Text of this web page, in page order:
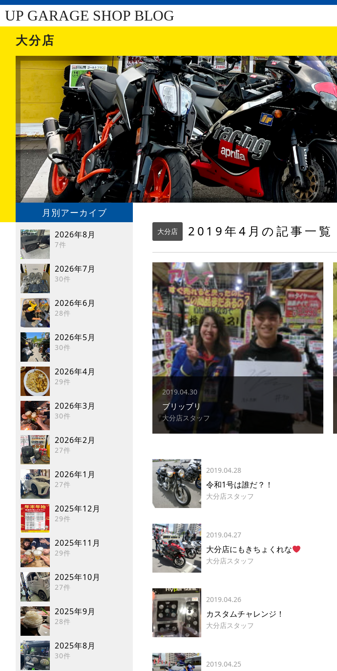
UP GARAGE SHOP BLOG
大分店
月別アーカイブ
2026年8月
7件
2026年7月
30件
2026年6月
28件
2026年5月
30件
2026年4月
29件
2026年3月
30件
2026年2月
27件
2026年1月
27件
2025年12月
29件
2025年11月
29件
2025年10月
27件
2025年9月
28件
2025年8月
30件
大分店 2019年4月の記事一覧
2019.04.30
ブリッブリ
大分店スタッフ
2019.04.28
令和1号は誰だ？！
大分店スタッフ
2019.04.27
大分店にもきちょくれな
大分店スタッフ
2019.04.26
カスタムチャレンジ！
大分店スタッフ
2019.04.25